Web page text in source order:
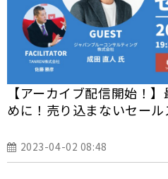
【アーカイブ配信開始！
めに！売り込まないセール
2023-04-02 08:48